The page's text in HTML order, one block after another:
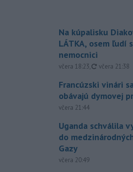
Na kúpalisku
LÁTKA, osem ľudí
nemocnici
včera 18:23, aktualizované
včera 21:38
Francúzski vinári
obávajú dymovej
včera 21:44
Uganda schválila
do
Gazy
včera 20:49